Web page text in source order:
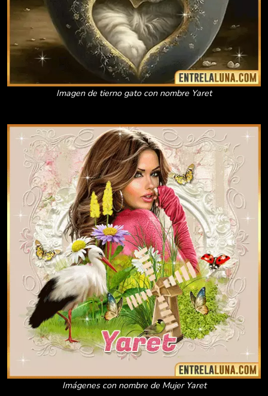
Imagen de tierno gato con nombre Yaret
Imágenes con nombre de Mujer Yaret